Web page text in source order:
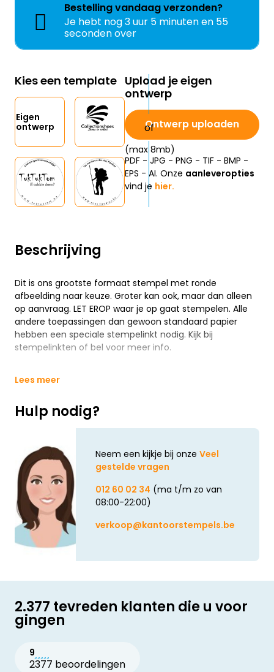
Beschrijving
Dit is ons grootste formaat stempel met ronde
afbeelding naar keuze. Groter kan ook, maar dan alleen
op aanvraag. LET EROP waar je op gaat stempelen. Alle
andere toepassingen dan gewoon standaard papier
hebben een speciale stempelinkt nodig. Kijk bij
stempelinkten of bel voor meer info.
Lees meer
Hulp nodig?
Neem een kijkje bij onze Veel
gestelde vragen
012 60 02 34 (ma t/m zo van
08:00-22:00)
verkoop@kantoorstempels.be
Bestellingvandaagverzonden?
Je hebt nog3 uur 5 minuten en 54
seconden over
Kies een template
Eigen
ontwerp
Upload je eigen
ontwerp
Ontwerp uploaden
(max 8mb)
PDF - JPG - PNG - TIF - BMP -
EPS - AI. Onze aanleveropties
vind je hier.
2.377 tevreden klanten die u voor
gingen
9
2377 beoordelingen